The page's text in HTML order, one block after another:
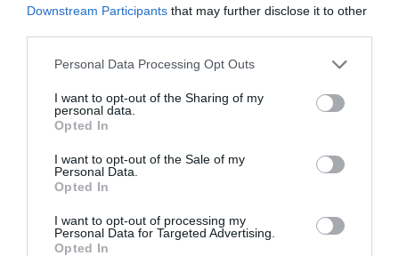
Downstream Participants that may further disclose it to other
Personal Data Processing Opt Outs
I want to opt-out of the Sharing of my
personal data.
Opted In
I want to opt-out of the Sale of my
Personal Data.
Opted In
I want to opt-out of processing my
Personal Data for Targeted Advertising.
Opted In